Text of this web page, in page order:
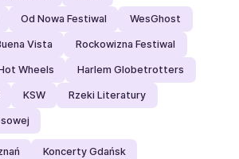
Od Nowa Festiwal WesGhost
Vista Rockowizna Festiwal
Wheels Harlem Globetrotters
KSW Rzeki Literatury
Koncerty Gdańsk